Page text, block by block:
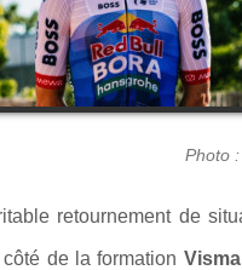
Photo
retournement de
de la formation